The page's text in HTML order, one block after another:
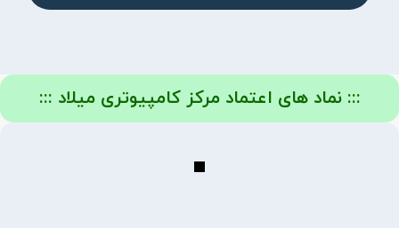
::: نماد های اعتماد مرکز کامپیوتری میلاد :::